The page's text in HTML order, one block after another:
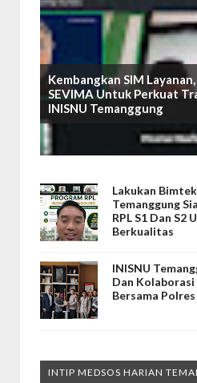
Kembangkan SIM
SEVIMA Untuk Perkuat
INISNU Temanggung
Lakukan Bimtek
Temanggung
RPL S1 Dan S2
Berkualitas
INISNU
Dan Kolaborasi
Bersama
INTIP MEDSOS HARIAN